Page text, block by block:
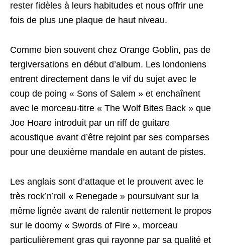
rester fidèles à leurs habitudes et nous offrir une
fois de plus une plaque de haut niveau.
Comme bien souvent chez Orange Goblin, pas de
tergiversations en début d’album. Les londoniens
entrent directement dans le vif du sujet avec le
coup de poing « Sons of Salem » et enchaînent
avec le morceau-titre « The Wolf Bites Back » que
Joe Hoare introduit par un riff de guitare
acoustique avant d’être rejoint par ses comparses
pour une deuxième mandale en autant de pistes.
Les anglais sont d’attaque et le prouvent avec le
très rock’n’roll « Renegade » poursuivant sur la
même lignée avant de ralentir nettement le propos
sur le doomy « Swords of Fire », morceau
particulièrement gras qui rayonne par sa qualité et